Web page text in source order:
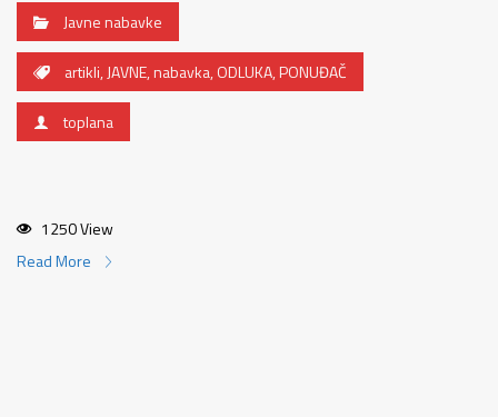
Javne nabavke
artikli,JAVNE,nabavka,ODLUKA,PONUĐAČ
toplana
1250 View
Read More